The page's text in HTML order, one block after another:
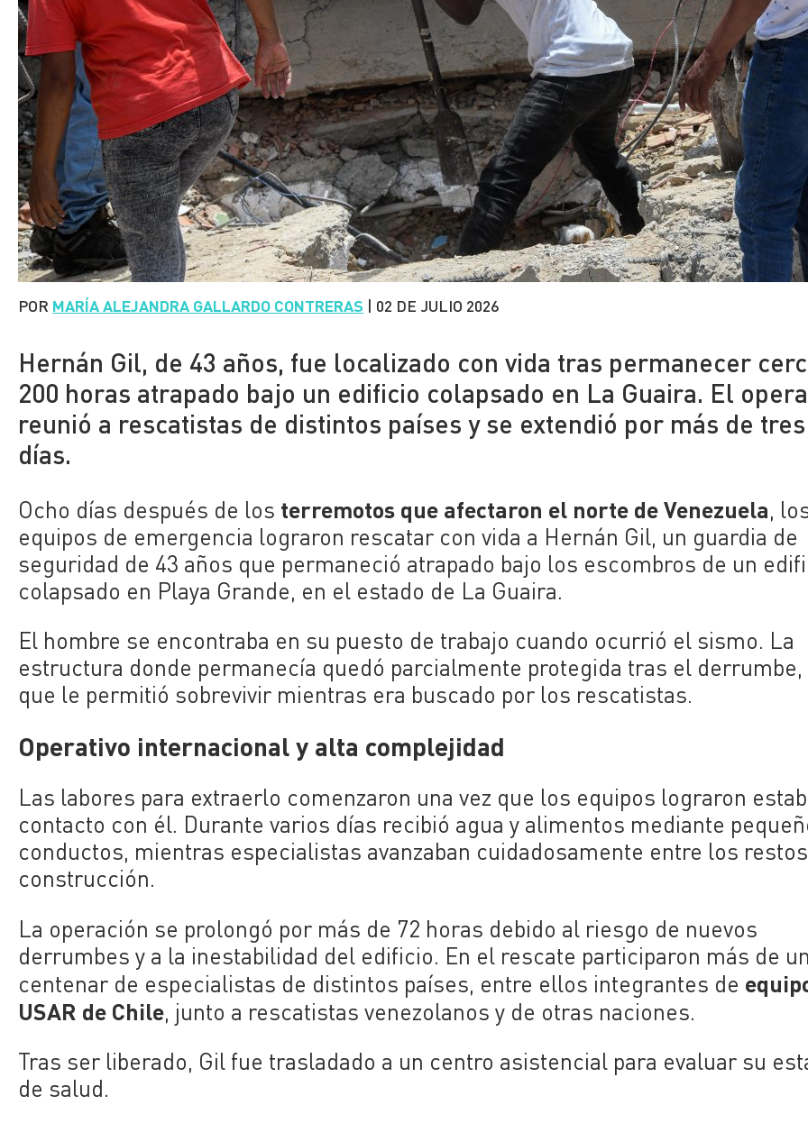
POR MARÍA ALEJANDRA GALLARDO CONTRERAS | 02 DE JULIO 2026
Hernán Gil, de 43 años, fue localizado con vida tras permanecer
200 horas atrapado bajo un edificio colapsado en La Guaira. El
reunió a rescatistas de distintos países y se extendió por más de tres
días.
Ocho días después de los terremotos que afectaron el norte de Venezuela,
equipos de emergencia lograron rescatar con vida a Hernán Gil, un guardia de
seguridad de 43 años que permaneció atrapado bajo los escombros de un
colapsado en Playa Grande, en el estado de La Guaira.
El hombre se encontraba en su puesto de trabajo cuando ocurrió el sismo. La
estructura donde permanecía quedó parcialmente protegida tras el derrumbe,
que le permitió sobrevivir mientras era buscado por los rescatistas.
Operativo internacional y alta complejidad
Las labores para extraerlo comenzaron una vez que los equipos lograron
contacto con él. Durante varios días recibió agua y alimentos mediante
conductos, mientras especialistas avanzaban cuidadosamente entre los
construcción.
La operación se prolongó por más de 72 horas debido al riesgo de nuevos
derrumbes y a la inestabilidad del edificio. En el rescate participaron más de un
centenar de especialistas de distintos países, entre ellos integrantes de
USAR de Chile, junto a rescatistas venezolanos y de otras naciones.
Tras ser liberado, Gil fue trasladado a un centro asistencial para evaluar su
de salud.